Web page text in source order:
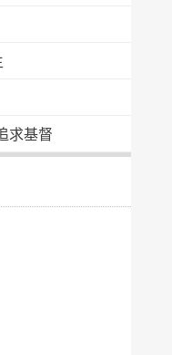
求基督